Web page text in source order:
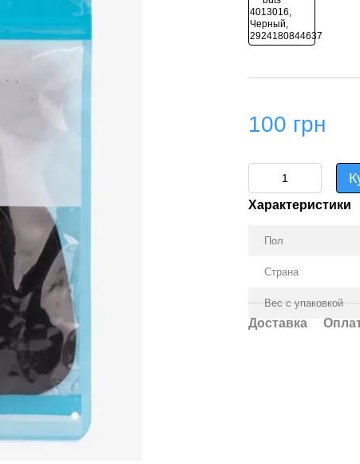
100 грн
Характеристики
Пол
Страна
Вес с упаковкой
Доставка